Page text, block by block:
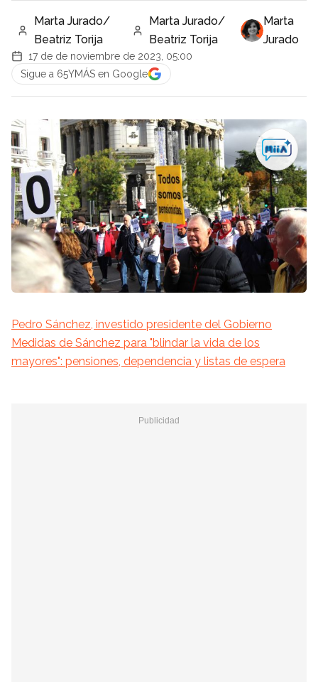
Marta Jurado/
Beatriz Torija
Marta Jurado/
Beatriz Torija
Marta
Jurado
17 de de noviembre de 2023, 05:00
Sigue a 65YMÁS en Google
Pedro Sánchez, investido presidente del Gobierno
Medidas de Sánchez para "blindar la vida de los
mayores": pensiones, dependencia y listas de espera